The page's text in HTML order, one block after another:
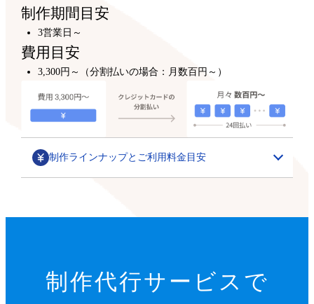
制作期間目安
3営業日～
費用目安
3,300円～（分割払いの場合：月数百円～）
制作ラインナップとご利用料金目安
カテゴリごとの商品一覧や、季節に合わせた期間限定の
特集ページ作成を行います。
22,000円
その他
制作代行サービスで